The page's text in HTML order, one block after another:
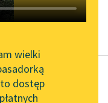
brak utworu
Wolnych Lektur
wielki
dostęp
Wyka